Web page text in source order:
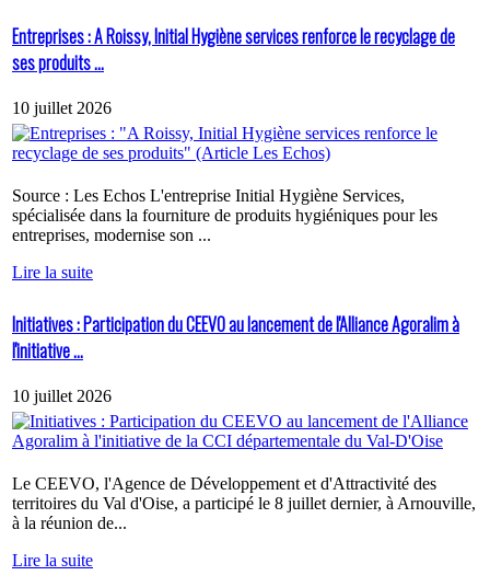
Entreprises : A Roissy, Initial Hygiène services renforce le recyclage de
ses produits ...
10 juillet 2026
Source : Les Echos L'entreprise Initial Hygiène Services,
spécialisée dans la fourniture de produits hygiéniques pour les
entreprises, modernise son ...
Lire la suite
Initiatives : Participation du CEEVO au lancement de l'Alliance Agoralim à
l'initiative ...
10 juillet 2026
Le CEEVO, l'Agence de Développement et d'Attractivité des
territoires du Val d'Oise, a participé le 8 juillet dernier, à Arnouville,
à la réunion de...
Lire la suite